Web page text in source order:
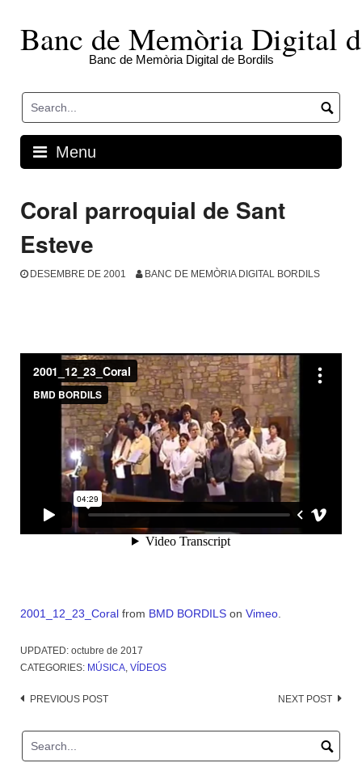
contentBanc de Memòria Digital
Banc de Memòria Digital de Bordils
Menu
Coral parroquial de Sant
Esteve
DESEMBRE DE 2001 BANC DE MEMÒRIA DIGITAL BORDILS
2001_12_23_Coral from BMD BORDILS on Vimeo.
UPDATED: octubre de 2017
CATEGORIES: MÚSICA, VÍDEOS
Post
PREVIOUS POST NEXT POST